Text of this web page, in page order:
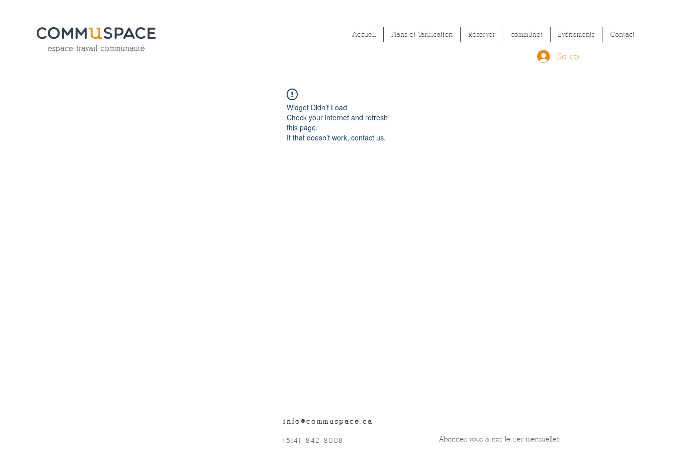
Accueil Plans et Tarification Réserver commUnet Événements Contact
Se connecter
Widget Didn’t Load
Check your internet and refresh
this page.
If that doesn’t work, contact us.
info@commuspace.ca
(514) 842-8008 Abonnez-vous à nos lettres mensuelles!